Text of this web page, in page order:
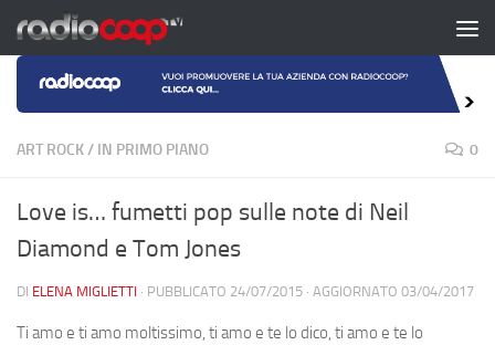
Salta al contenuto
ART ROCK/ IN PRIMO PIANO 0
Love is… fumetti pop sulle note di Neil
Diamond e Tom Jones
DI ELENA MIGLIETTI · PUBBLICATO 24/07/2015 · AGGIORNATO 03/04/2017
Ti amo e ti amo moltissimo, ti amo e te lo dico, ti amo e te lo